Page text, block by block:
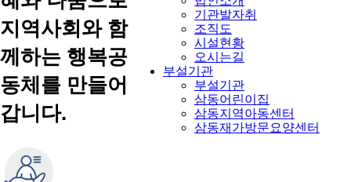
기관발자취
조직도
시설현황
오시는길
부설기관
부설기관
삼동어린이집
삼동지역아동센터
삼동재가방문요양센터
지역사회와 함
께하는 행복공
동체를 만들어
갑니다.